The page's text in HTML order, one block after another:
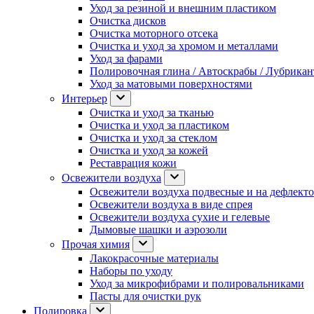
Уход за резиной и внешним пластиком
Очистка дисков
Очистка моторного отсека
Очистка и уход за хромом и металлами
Уход за фарами
Полировочная глина / Автоскрабы /
Уход за матовыми поверхностями
Интерьер
Очистка и уход за тканью
Очистка и уход за пластиком
Очистка и уход за стеклом
Очистка и уход за кожей
Реставрация кожи
Освежители воздуха
Освежители воздуха подвесные и на
Освежители воздуха в виде спрея
Освежители воздуха сухие и гелевые
Дымовые шашки и аэрозоли
Прочая химия
Лакокрасочные материалы
Наборы по уходу
Уход за микрофибрами и полировальниками
Пасты для очистки рук
Полировка